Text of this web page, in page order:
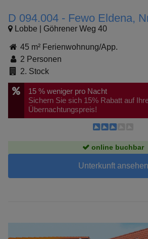
D 094.004 - Fewo Eldena,
Lobbe | Göhrener Weg 40
45 m² Ferienwohnung/App.
2 Personen
2. Stock
15 % weniger pro Nacht
Sichern Sie sich 15% Rabatt auf
Übernachtungspreis!
online buchbar
Unterkunft ansehen